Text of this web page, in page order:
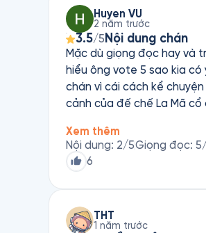
Huyen VU
2 năm trước
3.5/5 Nội dung chán
Mặc dù giọng đọc hay và
hiểu ông vote 5 sao kia có ý đồ gì không nữa. Nội dung khô khan
chán vì cái cách kể
cảnh của đế chế La Mã
Xem thêm
Nội dung: 2/5Giọng đọc: 5
6
THT
1 năm trước